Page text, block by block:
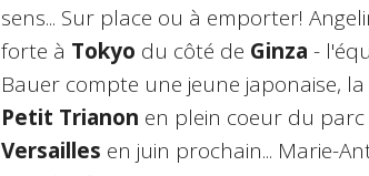
sens... Sur place ou à emporter!
forte à Tokyo du côté de Ginza -
Bauer compte une jeune japonaise,
Petit Trianon en plein coeur du
Versailles en juin prochain... Marie-